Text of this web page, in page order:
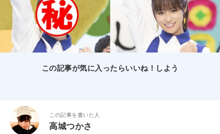
この記事が気に入ったらいいね！しよう
この記事を書いた人
高城つかさ